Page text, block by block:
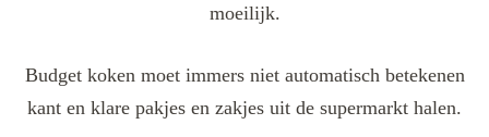
moeilijk.
Budget koken moet immers niet automatisch betekenen
kant en klare pakjes en zakjes uit de supermarkt halen.